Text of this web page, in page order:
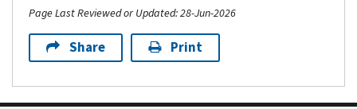
Page Last Reviewed or Updated: 28-Jun-2026
Share Print